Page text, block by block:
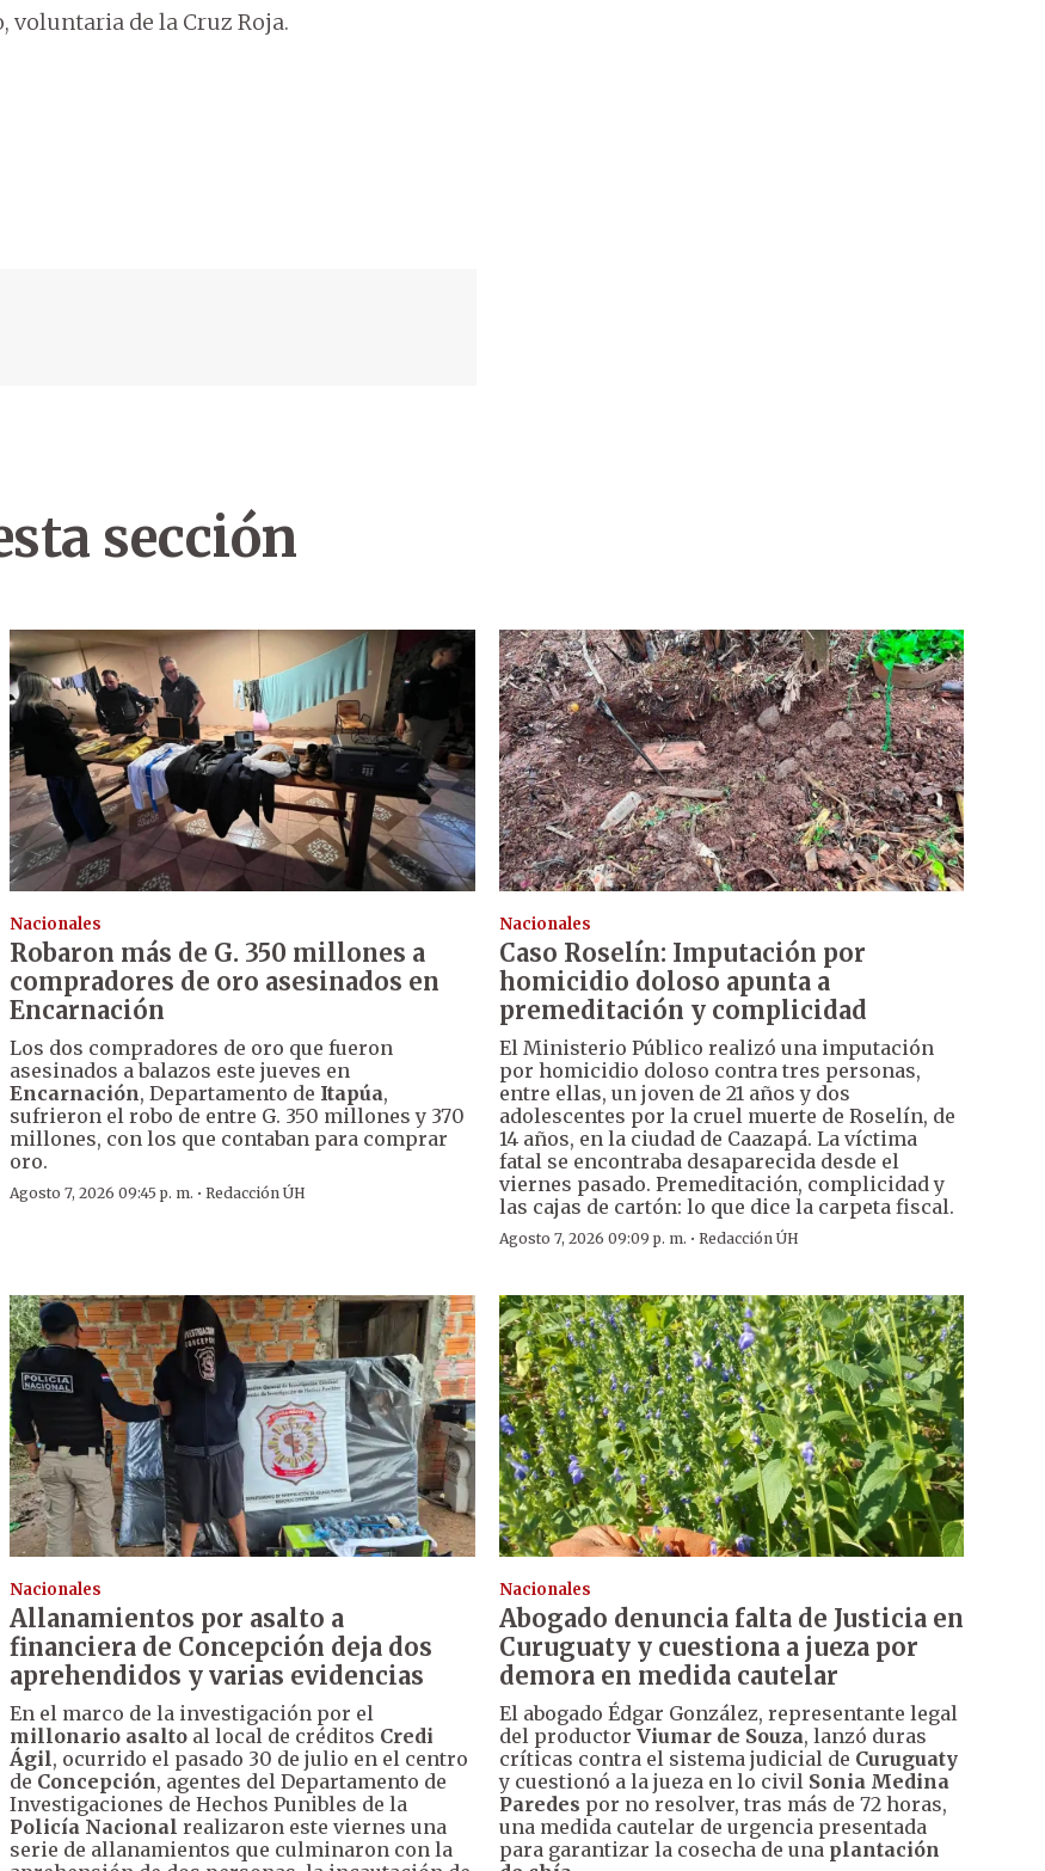
voluntaria de la Cruz Roja.
sección
Nacionales
Robaron más de G. 350 millones a
compradores de oro asesinados en
Encarnación
Los dos compradores de oro que fueron
asesinados a balazos este jueves en
Encarnación, Departamento de Itapúa,
sufrieron el robo de entre G. 350 millones y 370
millones, con los que contaban para comprar
oro.
Agosto 7, 2026 09:45 p. m. ·Redacción ÚH
Nacionales
Caso Roselín: Imputación por
homicidio doloso apunta a
premeditación y complicidad
El Ministerio Público realizó una imputación
por homicidio doloso contra tres personas,
entre ellas, un joven de 21 años y dos
adolescentes por la cruel muerte de Roselín, de
14 años, en la ciudad de Caazapá. La víctima
fatal se encontraba desaparecida desde el
viernes pasado. Premeditación, complicidad y
las cajas de cartón: lo que dice la carpeta fiscal.
Agosto 7, 2026 09:09 p. m. · Redacción ÚH
Nacionales
Allanamientos por asalto a
financiera de Concepción deja dos
aprehendidos y varias evidencias
En el marco de la investigación por el
millonario asalto al local de créditos Credi
Ágil, ocurrido el pasado 30 de julio en el centro
de Concepción, agentes del Departamento de
Investigaciones de Hechos Punibles de la
Policía Nacional realizaron este viernes una
serie de allanamientos que culminaron con la
Nacionales
Abogado denuncia falta de Justicia en
Curuguaty y cuestiona a jueza por
demora en medida cautelar
El abogado Édgar González, representante legal
del productor Viumar de Souza, lanzó duras
críticas contra el sistema judicial de Curuguaty
y cuestionó a la jueza en lo civil Sonia Medina
Paredes por no resolver, tras más de 72 horas,
una medida cautelar de urgencia presentada
para garantizar la cosecha de una plantación